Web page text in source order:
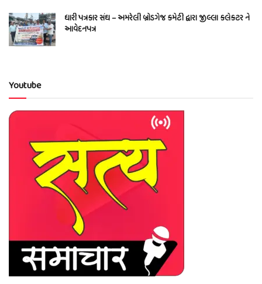
ધારી પત્રકાર સંઘ – અમરેલી બ્રોડગેજ કમેટી દ્વારા જીલ્લા કલેકટર ને
આવેદનપત્ર
Youtube